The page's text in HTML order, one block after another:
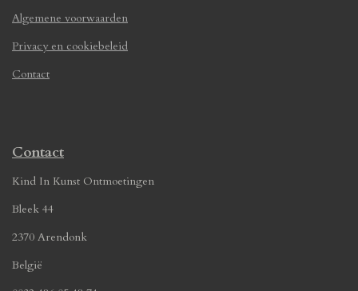
Algemene voorwaarden
Privacy en cookiebeleid
Contact
Contact
Kind In Kunst Ontmoetingen
Bleek 44
2370 Arendonk
België